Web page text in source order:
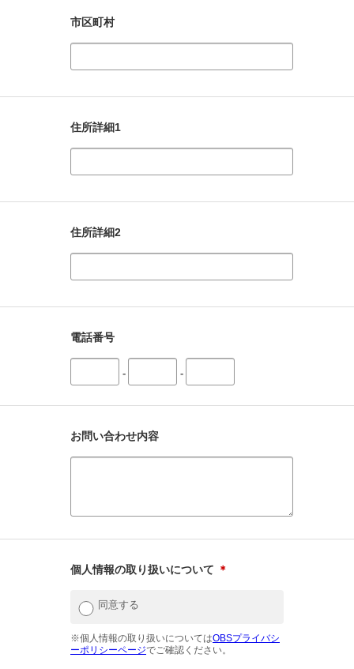
市区町村
住所詳細1
住所詳細2
電話番号
- -
お問い合わせ内容
個人情報の取り扱いについて ＊
同意する
※個人情報の取り扱いについてはOBSプライバシ
ーポリシーページでご確認ください。